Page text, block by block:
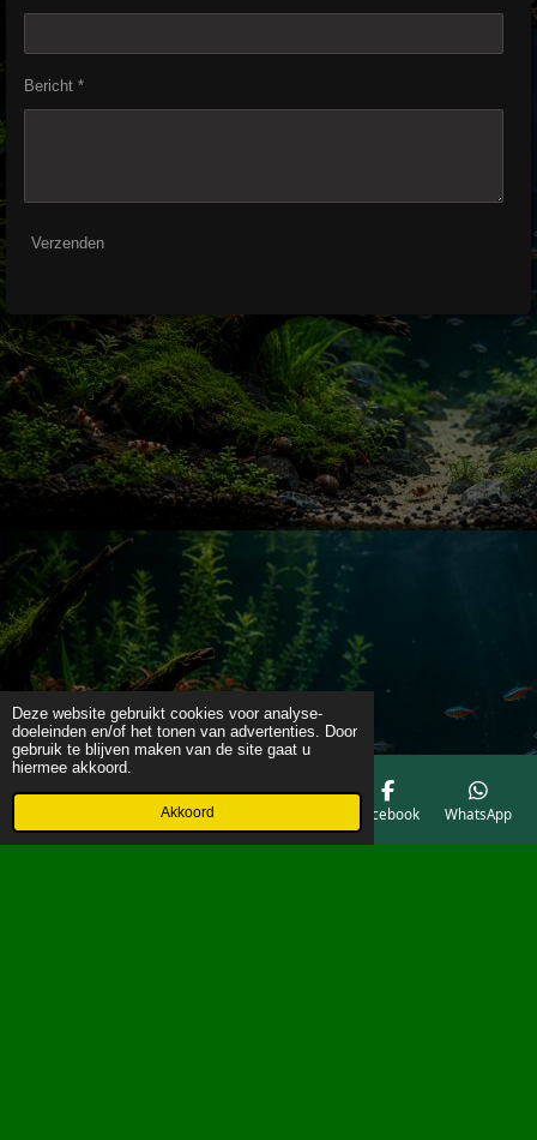
Deze website gebruikt cookies voor analyse-
doeleinden en/of het tonen van advertenties. Door
gebruik te blijven maken van de site gaat u
hiermee akkoord.
Akkoord
Bericht *
Verzenden
Telefoonnummer Facebook WhatsApp